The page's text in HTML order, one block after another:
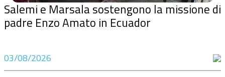
Salemi e Marsala sostengono la missione di
padre Enzo Amato in Ecuador
03/08/2026